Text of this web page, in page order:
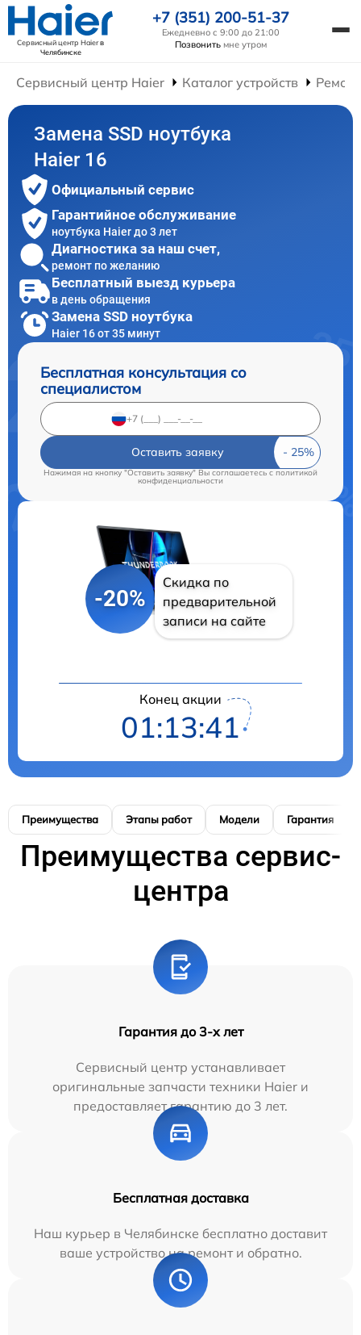
Сервисный центр Haierв
Челябинске
+7 (351) 200-51-37
Ежедневно с 9:00 до 21:00
Позвонить мне утром
Сервисный центр Haier Каталог устройств
Замена SSD ноутбука
Haier 16
Официальный сервис
Гарантийное обслуживание
ноутбука Haier до 3 лет
Диагностика за наш счет,
ремонт по желанию
Бесплатный выезд курьера
в день обращения
Замена SSD ноутбука
Haier 16 от 35 минут
Бесплатная консультация со
специалистом
Оставить заявку
Нажимая на кнопку "Оставить заявку" Вы соглашаетесь cполитикой
конфиденциальности
-20%
Скидка по
предварительной
записи на сайте
Конец акции
01:13:41
Преимущества Этапы работ Модели Гарантия
Преимущества сервис-
центра
Гарантия до 3-х лет
Сервисный центр устанавливает
оригинальные запчасти техники Haier и
предоставляет гарантию до 3 лет.
Бесплатная доставка
Наш курьер в Челябинске бесплатно доставит
ваше устройство на ремонт и обратно.